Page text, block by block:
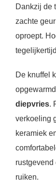
Dankzij de
zachte
oproept.
De knuffel
diepvries.
verkoeling
keramiek
rustgevend
ruiken.